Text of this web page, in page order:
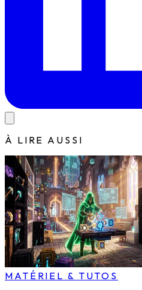
À LIRE AUSSI
MATÉRIEL & TUTOS